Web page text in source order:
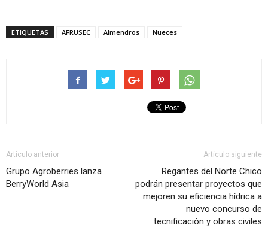
ETIQUETAS AFRUSEC Almendros Nueces
Artículo anterior
Grupo Agroberries lanza
BerryWorld Asia
Artículo siguiente
Regantes del Norte Chico
podrán presentar proyectos que
mejoren su eficiencia hídrica a
nuevo concurso de
tecnificación y obras civiles